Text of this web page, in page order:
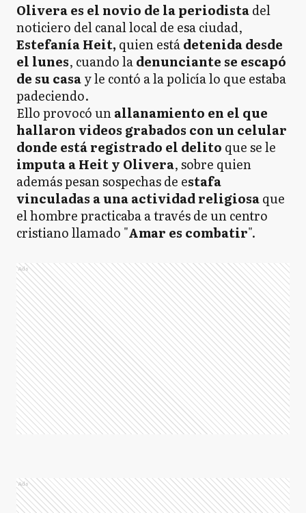
Olivera es el novio de la periodistadel
noticiero del canal local de esa ciudad,
Estefanía Heit, quien estádetenida desde
el lunes, cuando ladenunciante se escapó
de su casay le contó a la policía lo que estaba
padeciendo.
Ello provocó unallanamiento en el que
hallaron videos grabados con un celular
donde está registrado el delito que se le
imputa a Heit y Olivera, sobre quien
además pesan sospechas de estafa
vinculadas a una actividad religiosaque
el hombre practicaba a través de un centro
cristiano llamado "Amar es combatir".
Ads
Ads